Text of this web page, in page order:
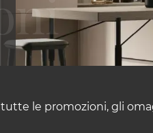
le promozioni, gli